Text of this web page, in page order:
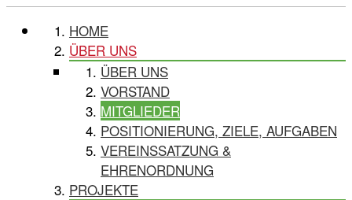
HOME
ÜBER UNS
ÜBER UNS
VORSTAND
MITGLIEDER
POSITIONIERUNG, ZIELE, AUFGABEN
VEREINSSATZUNG &
EHRENORDNUNG
PROJEKTE